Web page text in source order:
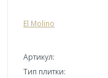
El Molino
Артикул:
Тип плитки: